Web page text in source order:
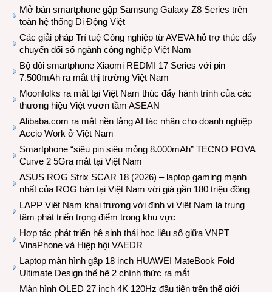
Mở bán smartphone gập Samsung Galaxy Z8 Series trên
toàn hệ thống Di Động Việt
Các giải pháp Trí tuệ Công nghiệp từ AVEVA hỗ trợ thúc đẩy
chuyển đổi số ngành công nghiệp Việt Nam
Bộ đôi smartphone Xiaomi REDMI 17 Series với pin
7.500mAh ra mắt thị trường Việt Nam
Moonfolks ra mắt tại Việt Nam thúc đẩy hành trình của các
thương hiệu Việt vươn tầm ASEAN
Alibaba.com ra mắt nền tảng AI tác nhân cho doanh nghiệp
Accio Work ở Việt Nam
Smartphone “siêu pin siêu mỏng 8.000mAh” TECNO POVA
Curve 2 5Gra mắt tại Việt Nam
ASUS ROG Strix SCAR 18 (2026) – laptop gaming mạnh
nhất của ROG bán tại Việt Nam với giá gần 180 triệu đồng
LAPP Việt Nam khai trương với định vị Việt Nam là trung
tâm phát triển trọng điểm trong khu vực
Hợp tác phát triển hệ sinh thái học liệu số giữa VNPT
VinaPhone và Hiệp hội VAEDR
Laptop màn hình gập 18 inch HUAWEI MateBook Fold
Ultimate Design thế hệ 2 chính thức ra mắt
Màn hình OLED 27 inch 4K 120Hz đầu tiên trên thế giới